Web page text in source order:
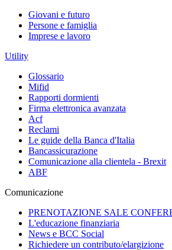
Giovani e futuro
Persone e famiglia
Imprese e lavoro
Utility
Glossario
Mifid
Rapporti dormienti
Firma elettronica avanzata
Acf
Reclami
Le guide della Banca d'Italia
Bancassicurazione
Comunicazione alla clientela - Brexit
ABF
Comunicazione
PRENOTAZIONE SALE
L'educazione finanziaria
News e BCC Social
Richiedere un contributo/elargizione